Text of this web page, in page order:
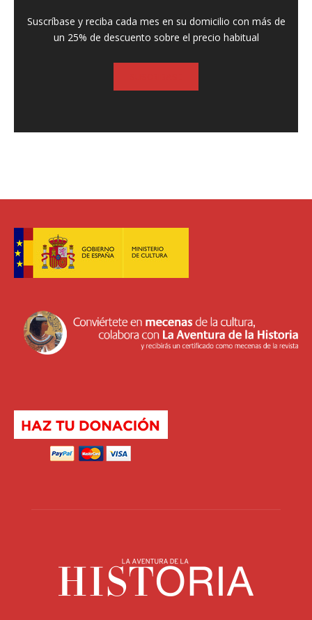
Suscríbase y reciba cada mes en su domicilio con más de
un 25% de descuento sobre el precio habitual